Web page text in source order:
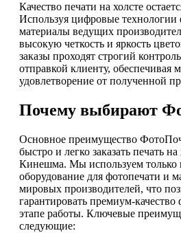
Качество печати на холсте
Используя цифровые технологии
материалы ведущих
высокую четкость и яркость
заказы проходят строгий
отправкой клиенту, обеспечивая
удовлетворение от полученной
Почему выбирают
Основное преимущество
быстро и легко заказать печать
Кинешма. Мы используем только
оборудование для фотопечати и
мировых производителей, что
гарантировать премиум-
этапе работы. Ключевые
следующие: